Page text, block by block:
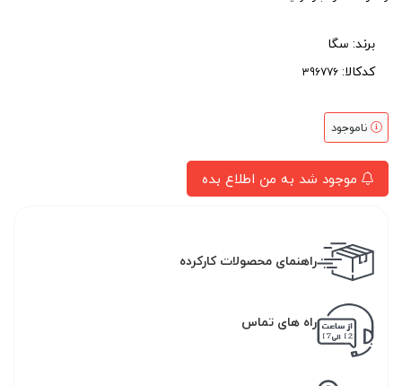
برند: سگا
کدکالا:
ناموجود
موجود شد به من اطلاع بده
راهنمای محصولات کارکرده
راه های تماس